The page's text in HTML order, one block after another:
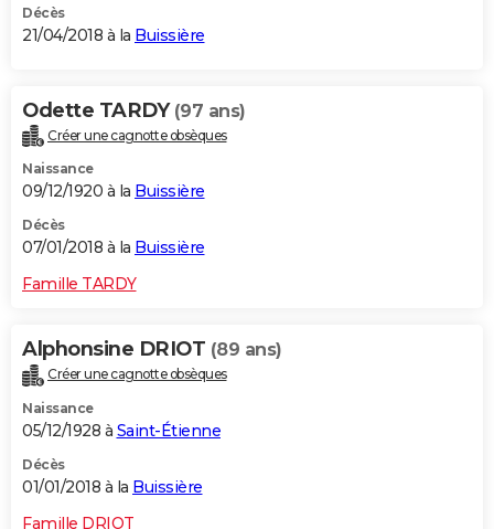
Décès
21/04/2018 à la Buissière
Odette TARDY (97 ans)
Créer une cagnotte obsèques
Naissance
09/12/1920 à la Buissière
Décès
07/01/2018 à la Buissière
Famille TARDY
Alphonsine DRIOT (89 ans)
Créer une cagnotte obsèques
Naissance
05/12/1928 à Saint-Étienne
Décès
01/01/2018 à la Buissière
Famille DRIOT